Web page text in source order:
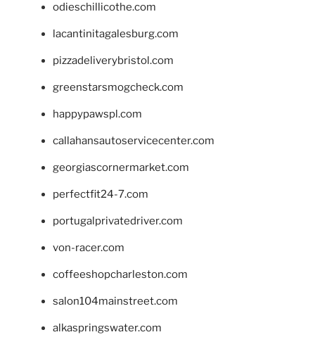
odieschillicothe.com
lacantinitagalesburg.com
pizzadeliverybristol.com
greenstarsmogcheck.com
happypawspl.com
callahansautoservicecenter.com
georgiascornermarket.com
perfectfit24-7.com
portugalprivatedriver.com
von-racer.com
coffeeshopcharleston.com
salon104mainstreet.com
alkaspringswater.com